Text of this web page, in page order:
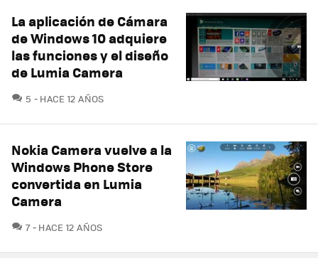
La aplicación de Cámara
de Windows 10 adquiere
las funciones y el diseño
de Lumia Camera
5 COMENTARIOS
HACE 12 AÑOS
Nokia Camera vuelve a la
Windows Phone Store
convertida en Lumia
Camera
7COMENTARIOS
HACE 12 AÑOS